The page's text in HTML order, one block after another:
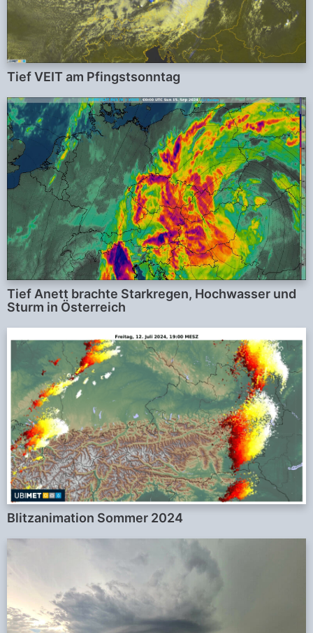
Tief VEIT am Pfingstsonntag
Tief Anett brachte Starkregen, Hochwasser und
Sturm in Österreich
Blitzanimation Sommer 2024